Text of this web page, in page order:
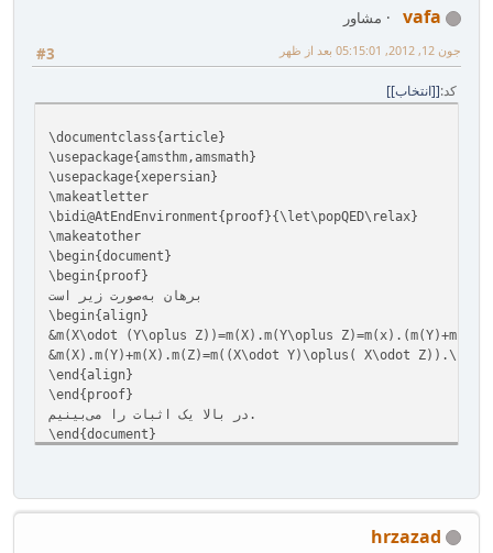
vafa
مشاور
#3
جون 12, 2012, 05:15:01 بعد از ظهر
کد [انتخاب]
\documentclass{article}
\usepackage{amsthm,amsmath}
\usepackage{xepersian}
\makeatletter
\bidi@AtEndEnvironment{proof}{\let\popQED\relax}
\makeatother
\begin{document}
\begin{proof}
برهان به‌صورت زیر است
\begin{align}
&m(X\odot (Y\oplus Z))=m(X).m(Y\oplus
&m(X).m(Y)+m(X).m(Z)=m((X\odot Y)\oplus( X\odot
\end{align}
\end{proof}
در بالا یک اثبات را می‌بینیم.
\end{document}
hrzazad